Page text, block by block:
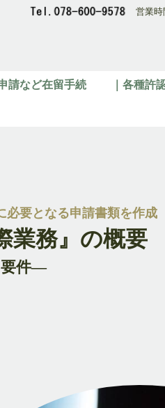
請など在留手続 ｜各種許
営業
必要となる申請書類を作成
業務』の概要
要件―